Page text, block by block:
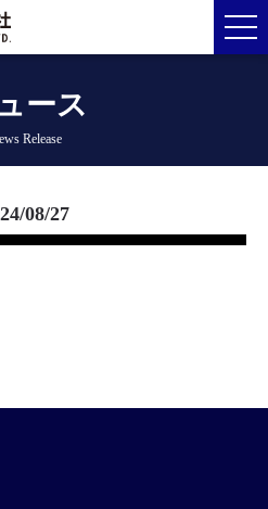
ース
Release
08/27